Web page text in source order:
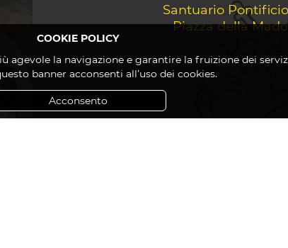
Santuario
Piazza della
COOKIE POLICY
la navigazione e garantire la fruizione dei
banner acconsenti all’uso dei cookies.
Acconsento